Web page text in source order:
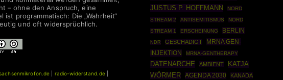
– ohne den Anspruch, eine
programmatisch: Die „Wahrheit“
und oft widersprüchlich.
radio-widerstand.de|
JUSTUS P. HOFFMANN
NORD
STREAM 2
ANTISEMITISMUS
NORD
STREAM 1
ERSCHEINUNG BERLIN
NDR GESCHÄDIGT
MRNA GEN-
INJEKTION
MRNA-GENTHERAPY
DATENARCHE AMBIENT
KATJA
WÖRMER AGENDA 2030 KANADA